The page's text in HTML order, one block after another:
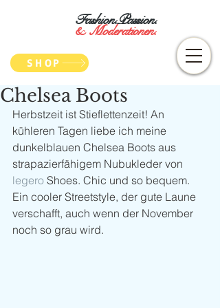
Fashion.Passion.
&Moderationen.
SHOP
Chelsea Boots
Herbstzeit ist Stieflettenzeit! An
kühleren Tagen liebe ich meine
dunkelblauen Chelsea Boots aus
strapazierfähigem Nubukleder von
legero Shoes. Chic und so bequem.
Ein cooler Streetstyle, der gute Laune
verschafft, auch wenn der November
noch so grau wird.